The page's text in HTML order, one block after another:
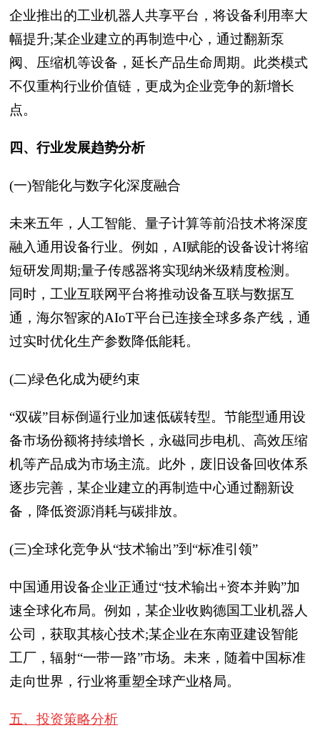
企业推出的工业机器人共享平台，将设备利用率大
幅提升;某企业建立的再制造中心，通过翻新泵
阀、压缩机等设备，延长产品生命周期。此类模式
不仅重构行业价值链，更成为企业竞争的新增长
点。
四、行业发展趋势分析
(一)智能化与数字化深度融合
未来五年，人工智能、量子计算等前沿技术将深度
融入通用设备行业。例如，AI赋能的设备设计将缩
短研发周期;量子传感器将实现纳米级精度检测。
同时，工业互联网平台将推动设备互联与数据互
通，海尔智家的AIoT平台已连接全球多条产线，通
过实时优化生产参数降低能耗。
(二)绿色化成为硬约束
“双碳”目标倒逼行业加速低碳转型。节能型通用设
备市场份额将持续增长，永磁同步电机、高效压缩
机等产品成为市场主流。此外，废旧设备回收体系
逐步完善，某企业建立的再制造中心通过翻新设
备，降低资源消耗与碳排放。
(三)全球化竞争从“技术输出”到“标准引领”
中国通用设备企业正通过“技术输出+资本并购”加
速全球化布局。例如，某企业收购德国工业机器人
公司，获取其核心技术;某企业在东南亚建设智能
工厂，辐射“一带一路”市场。未来，随着中国标准
走向世界，行业将重塑全球产业格局。
五、投资策略分析